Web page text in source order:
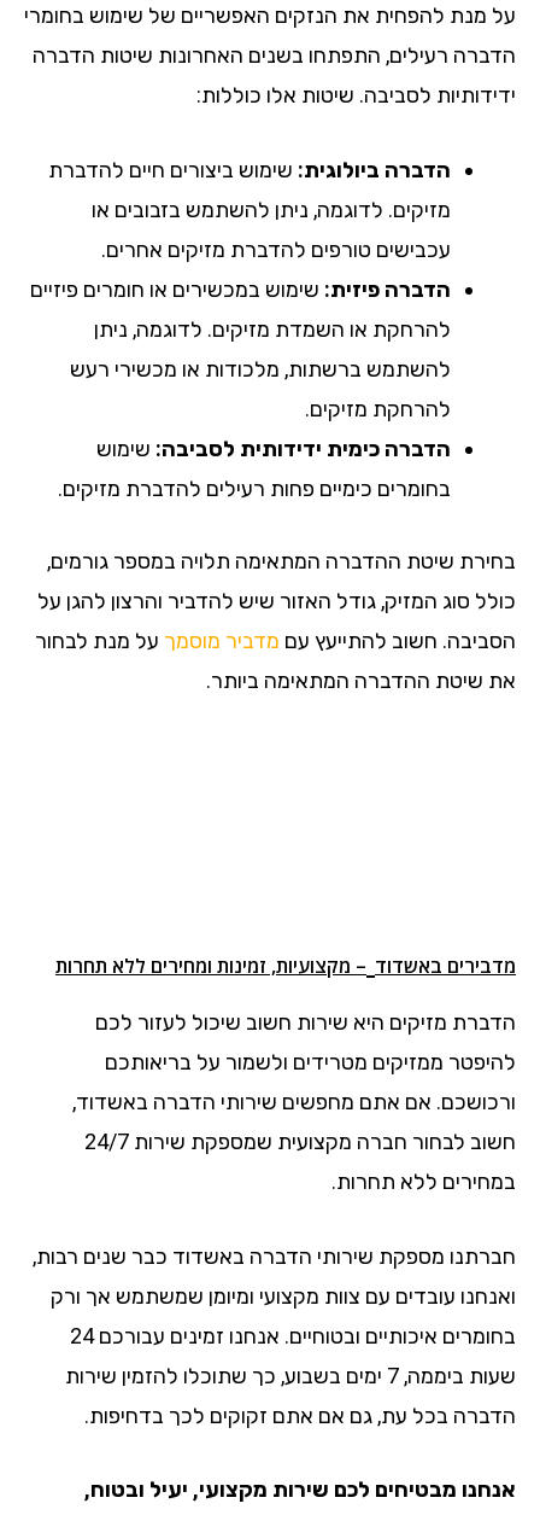
על מנת להפחית את הנזקים האפשריים של שימוש בחומרי
הדברה רעילים, התפתחו בשנים האחרונות שיטות הדברה
ידידותיות לסביבה. שיטות אלו כוללות:
הדברה ביולוגית: שימוש ביצורים חיים להדברת
מזיקים. לדוגמה, ניתן להשתמש בזבובים או
עכבישים טורפים להדברת מזיקים אחרים.
הדברה פיזית: שימוש במכשירים או חומרים פיזיים
להרחקת או השמדת מזיקים. לדוגמה, ניתן
להשתמש ברשתות, מלכודות או מכשירי רעש
להרחקת מזיקים.
הדברה כימית ידידותית לסביבה: שימוש
בחומרים כימיים פחות רעילים להדברת מזיקים.
בחירת שיטת ההדברה המתאימה תלויה במספר גורמים,
כולל סוג המזיק, גודל האזור שיש להדביר והרצון להגן על
הסביבה. חשוב להתייעץ עם מדביר מוסמך על מנת לבחור
את שיטת ההדברה המתאימה ביותר.
מדבירים באשדוד – מקצועיות, זמינות ומחירים ללא תחרות
הדברת מזיקים היא שירות חשוב שיכול לעזור לכם
להיפטר ממזיקים מטרידים ולשמור על בריאותכם
ורכושכם. אם אתם מחפשים שירותי הדברה באשדוד,
חשוב לבחור חברה מקצועית שמספקת שירות 24/7
במחירים ללא תחרות.
חברתנו מספקת שירותי הדברה באשדוד כבר שנים רבות,
ואנחנו עובדים עם צוות מקצועי ומיומן שמשתמש אך ורק
בחומרים איכותיים ובטוחיים. אנחנו זמינים עבורכם 24
שעות ביממה, 7 ימים בשבוע, כך שתוכלו להזמין שירות
הדברה בכל עת, גם אם אתם זקוקים לכך בדחיפות.
אנחנו מבטיחים לכם שירות מקצועי, יעיל ובטוח,